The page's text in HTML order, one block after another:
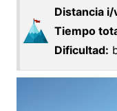
Distancia i/
Tiempo
Dificultad: